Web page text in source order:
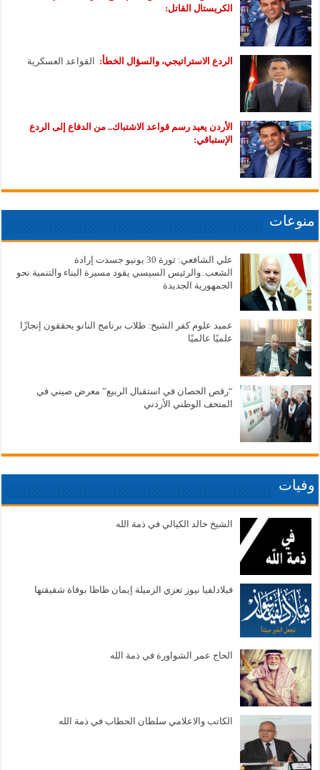
الكريستال القاتل:
الردع الاستراتيجي، والسؤال الخطأ: القواعد العسكرية
الأردن يعيد رسم قواعد الاشتباك.. من الدفاع إلى الردع
الإستباقي:
منوعات
علي الشافعي: ثورة 30 يونيو جسدت إرادة
الشعب..والرئيس السيسي يقود مسيرة البناء والتنمية نحو
الجمهورية الجديدة
عميد علوم كفر الشيخ: طلاب برنامج النانو يحققون إنجازًا
علميًا عالميًا
“رقص الحصان في استقبال الربيع” معرض صيني في
المتحف الوطني الأردني
وفيات
الشيخ خالد الكيالي في ذمة الله
فيلادلفيا نيوز تعزي الزميلة إيمان ظاظا بوفاة شقيقتها
الحاج عمر الشواورة في ذمة الله
الكاتب والاعلامي سلطان الحطاب في ذمة الله